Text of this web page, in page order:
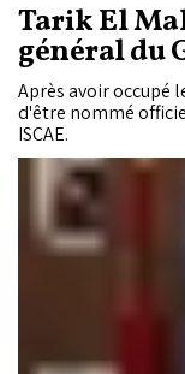
Tarik El
général du
Après avoir occupé
d'être nommé
ISCAE.